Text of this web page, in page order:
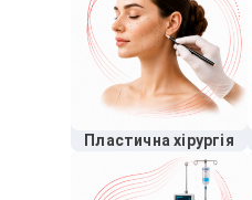
Пластична хірургія